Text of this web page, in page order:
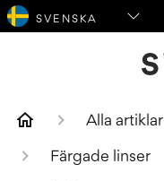
Alla artiklar
Färgade linser